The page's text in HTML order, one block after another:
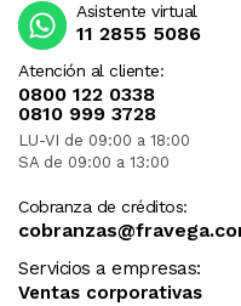
Atención al cliente:
0800 122 0338
0810 999 3728
LU-VI de 09:00 a 18:00
SA de 09:00 a 13:00
Cobranza de créditos:
Servicios a empresas:
Ventas corporativas
Asistente virtual
11 2855 5086